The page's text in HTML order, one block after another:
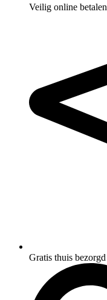
Veilig online betalen
Gratis thuis bezorgd